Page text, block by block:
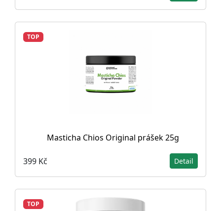
TOP
Masticha Chios Original prášek 25g
399 Kč Detail
TOP